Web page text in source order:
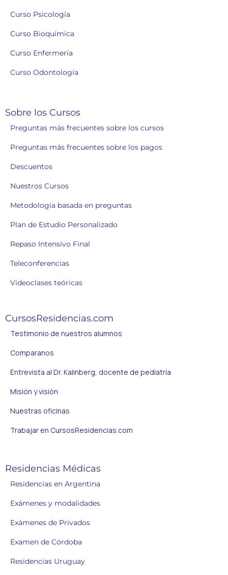
Curso Psicología
Curso Bioquímica
Curso Enfermería
Curso Odontología
Sobre los Cursos
Preguntas más frecuentes sobre los cursos
Preguntas más frecuentes sobre los pagos
Descuentos
Nuestros Cursos
Metodología basada en preguntas
Plan de Estudio Personalizado
Repaso Intensivo Final
Teleconferencias
Videoclases teóricas
CursosResidencias.com
Testimonio de nuestros alumnos
Comparanos
Entrevista al Dr. Kalinberg, docente de pediatría
Misión y visión
Nuestras oficinas
Trabajar en CursosResidencias.com
Residencias Médicas
Residencias en Argentina
Exámenes y modalidades
Exámenes de Privados
Examen de Córdoba
Residencias Uruguay